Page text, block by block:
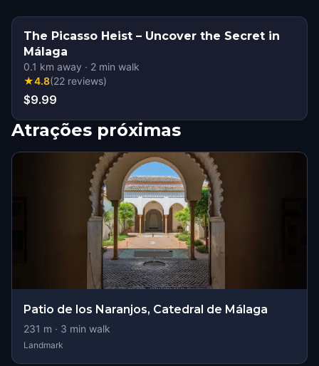
The Picasso Heist – Uncover the Secret in
Málaga
0.1 km away · 2 min walk
★4.8(22 reviews)
$9.99
Atrações próximas
Patio de los Naranjos, Catedral de Málaga
231 m · 3 min walk
Landmark